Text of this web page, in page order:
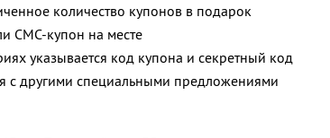
количество купонов в подарок
СМС-купон на месте
указывается код купона и секретный код
с другими специальными предложениями